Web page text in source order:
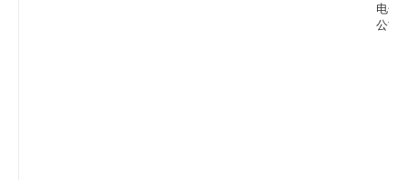
电子
公司